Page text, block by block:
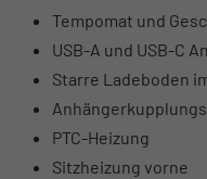
Tempomat und
USB-A und USB-C
Starre Ladeboden
PTC-Heizung
Sitzheizung vorne